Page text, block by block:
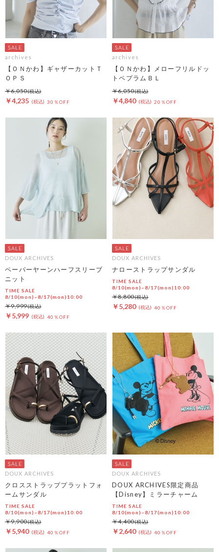
archives
【ＯＮかわ】ギャザーカットＴ
ＯＰＳ
￥4,235 30％OFF
￥6,050
archives
【ＯＮかわ】メローフリルドッ
トペプラムＢＬ
￥4,840 20％OFF
￥6,050
DOUX ARCHIVES
ペーパーヤーンハーフスリーブ
ニット
TIME SALE
8/10(mon)~8/17(mon)10:00
￥5,999 40％OFF
￥9,999
DOUX ARCHIVES
ナローストラップサンダル
TIME SALE
8/10(mon)~8/17(mon)10:00
￥5,280 40％OFF
￥8,800
DOUX ARCHIVES
クロスストラッププラットフォ
ームサンダル
TIME SALE
8/10(mon)~8/17(mon)10:00
￥5,940 40％OFF
￥9,900
DOUX ARCHIVES
DOUX ARCHIVES限定商品
【Disney】ミラーチャーム
TIME SALE
8/10(mon)~8/17(mon)10:00
￥2,640 40％OFF
￥4,400